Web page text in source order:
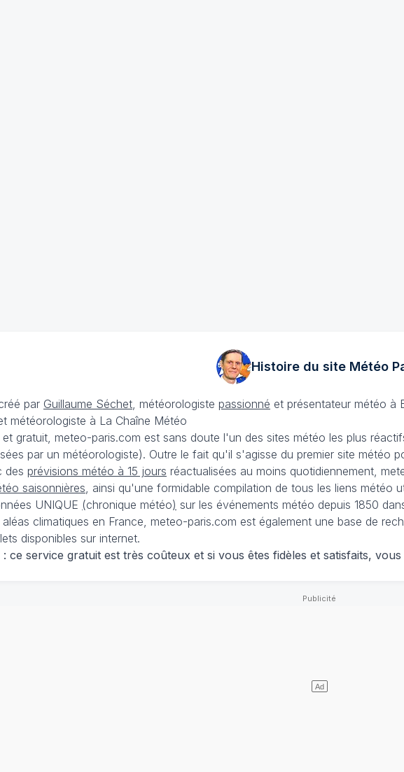
Histoire du site Météo
par Guillaume Séchet , météorologiste passionné et présentateur météo à
météorologiste à La Chaîne Météo
gratuit, meteo-paris.com est sans doute l'un des sites météo les plus
par un météorologiste). Outre le fait qu'il s'agisse du premier site météo
des prévisions météo à 15 jours réactualisées au moins quotidiennement,
saisonnières , ainsi qu'une formidable compilation de tous les liens
UNIQUE (chronique météo) sur les événements météo depuis 1850
aléas climatiques en France, meteo-paris.com est également une base de
disponibles sur internet.
: ce service gratuit est très coûteux et si vous êtes fidèles et satisfaits,